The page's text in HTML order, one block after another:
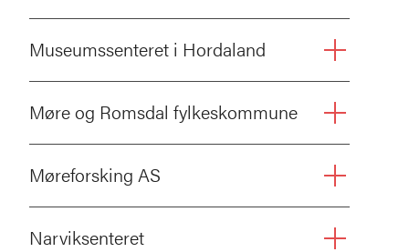
Museumssenteret i Hordaland
Møre og Romsdal fylkeskommune
Møreforsking AS
Narviksenteret